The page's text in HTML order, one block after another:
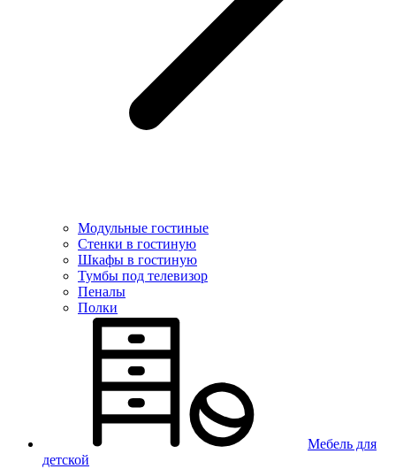
Модульные гостиные
Стенки в гостиную
Шкафы в гостиную
Тумбы под телевизор
Пеналы
Полки
Мебель для
детской